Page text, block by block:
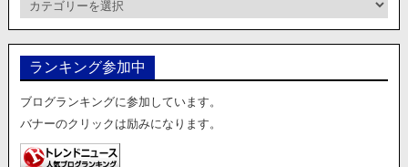
テ
リ
ランキング参加中
ブログランキングに参加しています。
バナーのクリックは励みになります。